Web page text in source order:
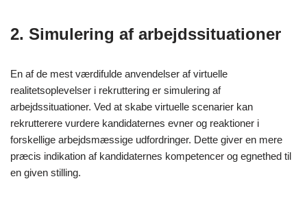
2. Simulering af arbejdssituationer
En af de mest værdifulde anvendelser af virtuelle
realitetsoplevelser i rekruttering er simulering af
arbejdssituationer. Ved at skabe virtuelle scenarier kan
rekrutterere vurdere kandidaternes evner og reaktioner i
forskellige arbejdsmæssige udfordringer. Dette giver en mere
præcis indikation af kandidaternes kompetencer og egnethed til
en given stilling.